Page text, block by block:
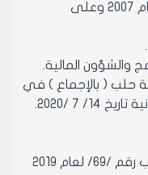
بالقانون المالي للبلديات رقم /18/ لعام 2007 وعلى
والشؤون المالية.
حلب ( بالإجماع ) في
ماد /1/ - يعدل قرار مجلس مدينة حلب رقم /69/ لعام 2019